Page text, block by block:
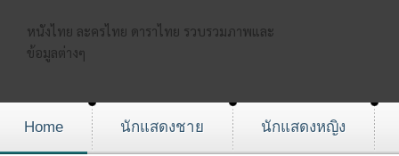
หนังไทย ละครไทย ดาราไทย รวบรวมภาพและ
ข้อมูลต่างๆ
Home นักแสดงชาย นักแสดงหญิง